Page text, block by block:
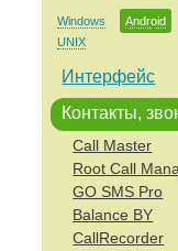
Windows
Android
UNIX
Интерфейс
Контакты,
Call Master
Root Call
GO SMS Pro
Balance BY
CallRecorder